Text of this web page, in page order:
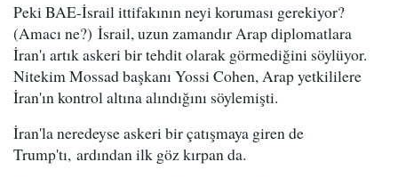
Peki BAE-İsrail ittifakının neyi koruması gerekiyor?
(Amacı ne?) İsrail, uzun zamandır Arap diplomatlara
İran'ı artık askeri bir tehdit olarak görmediğini söylüyor.
Nitekim Mossad başkanı Yossi Cohen, Arap yetkililere
İran'ın kontrol altına alındığını söylemişti.
İran'la neredeyse askeri bir çatışmaya giren de
Trump'tı, ardından ilk göz kırpan da.